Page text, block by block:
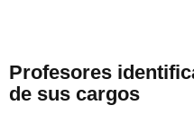
Profesores
de sus cargos